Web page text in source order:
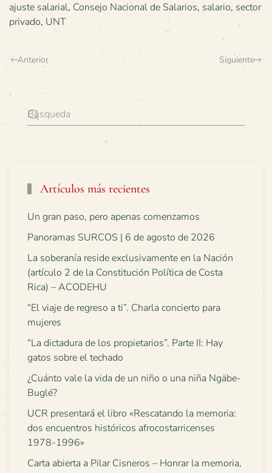
ajuste salarial, Consejo Nacional de Salarios, salario, sector
privado, UNT
Anterior Siguiente
Artículos más recientes
Un gran paso, pero apenas comenzamos
Panoramas SURCOS | 6 de agosto de 2026
La soberanía reside exclusivamente en la Nación
(artículo 2 de la Constitución Política de Costa
Rica) – ACODEHU
“El viaje de regreso a ti”. Charla concierto para
mujeres
“La dictadura de los propietarios”. Parte II: Hay
gatos sobre el techado
¿Cuánto vale la vida de un niño o una niña Ngäbe-
Buglé?
UCR presentará el libro «Rescatando la memoria:
dos encuentros históricos afrocostarricenses
1978-1996»
Carta abierta a Pilar Cisneros – Honrar la memoria,